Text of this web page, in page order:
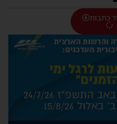
כתבות